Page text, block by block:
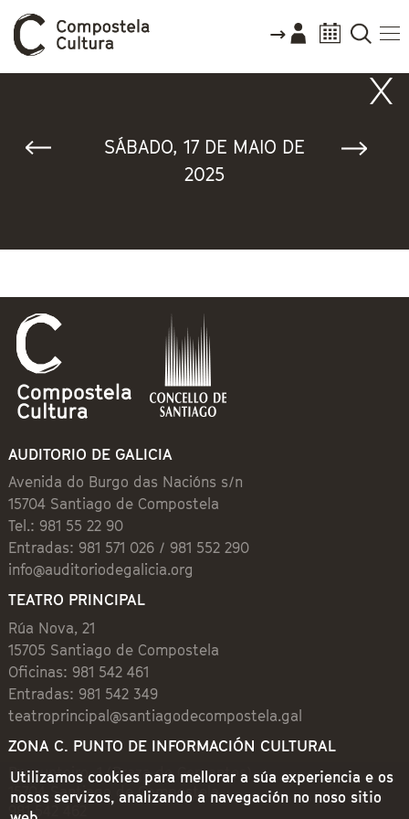
SÁBADO, 17 DE MAIO DE
2025
AUDITORIO DE GALICIA
Avenida do Burgo das Nacións s/n
15704 Santiago de Compostela
Tel.: 981 55 22 90
Entradas: 981 571 026 / 981 552 290
info@auditoriodegalicia.org
TEATRO PRINCIPAL
Rúa Nova, 21
15705 Santiago de Compostela
Oficinas: 981 542 461
Entradas: 981 542 349
teatroprincipal@santiagodecompostela.gal
ZONA C. PUNTO DE INFORMACIÓN CULTURAL
Preguntoiro, 1 (Praza de Cervantes)
15704 Santiago de Compostela
981 542 462
Utilizamos cookies para mellorar a súa experiencia e os
nosos servizos, analizando a navegación no noso sitio